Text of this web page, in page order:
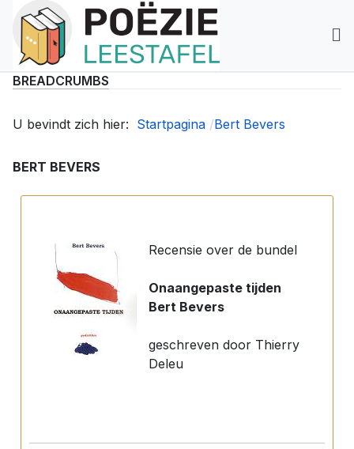
BREADCRUMBS
U bevindt zich hier: Startpagina Bert Bevers
BERT BEVERS
Recensie over de bundel
Onaangepaste tijden
Bert Bevers
geschreven door Thierry
Deleu